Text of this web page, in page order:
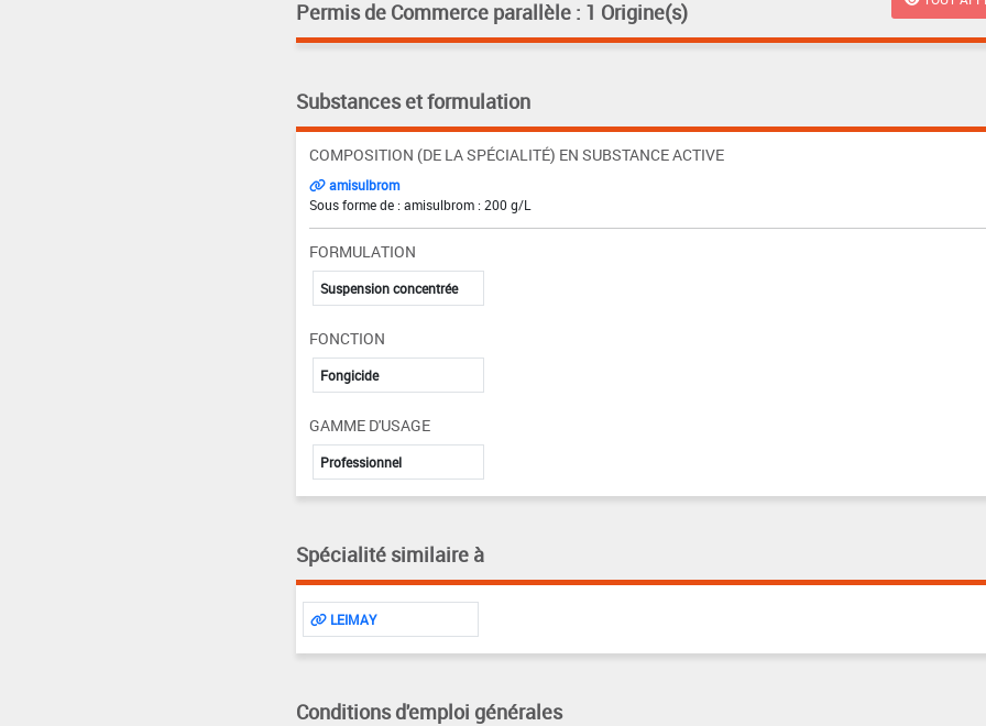
Permis de Commerce parallèle : 1 Origine(s)
Substances et formulation
COMPOSITION (DE LA SPÉCIALITÉ) EN SUBSTANCE ACTIVE
amisulbrom
Sous forme de : amisulbrom : 200 g/L
FORMULATION
Suspension concentrée
FONCTION
Fongicide
GAMME D'USAGE
Professionnel
Spécialité similaire à
LEIMAY
Conditions d'emploi générales